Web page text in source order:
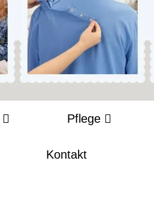
Pflege
Kontakt